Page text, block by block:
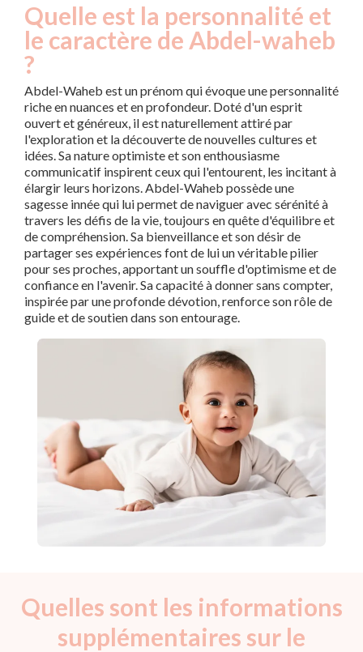
Quelle est la personnalité et
le caractère de Abdel-waheb
?
Abdel-Waheb est un prénom qui évoque une personnalité
riche en nuances et en profondeur. Doté d'un esprit
ouvert et généreux, il est naturellement attiré par
l'exploration et la découverte de nouvelles cultures et
idées. Sa nature optimiste et son enthousiasme
communicatif inspirent ceux qui l'entourent, les incitant à
élargir leurs horizons. Abdel-Waheb possède une
sagesse innée qui lui permet de naviguer avec sérénité à
travers les défis de la vie, toujours en quête d'équilibre et
de compréhension. Sa bienveillance et son désir de
partager ses expériences font de lui un véritable pilier
pour ses proches, apportant un souffle d'optimisme et de
confiance en l'avenir. Sa capacité à donner sans compter,
inspirée par une profonde dévotion, renforce son rôle de
guide et de soutien dans son entourage.
Quelles sont les informations
supplémentaires sur le